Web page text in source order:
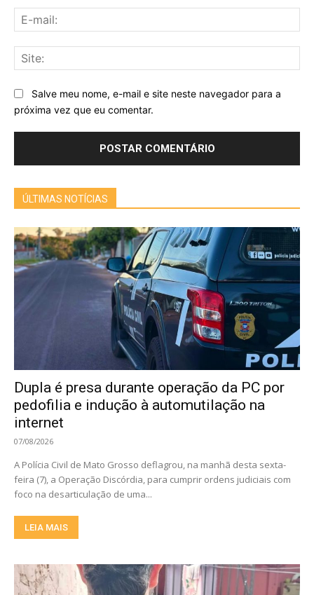
Salve meu nome, e-mail e site neste navegador para a
próxima vez que eu comentar.
ÚLTIMAS NOTÍCIAS
Dupla é presa durante operação da PC por
pedofilia e indução à automutilação na
internet
07/08/2026
A Polícia Civil de Mato Grosso deflagrou, na manhã desta sexta-
feira (7), a Operação Discórdia, para cumprir ordens judiciais com
foco na desarticulação de uma...
LEIA MAIS